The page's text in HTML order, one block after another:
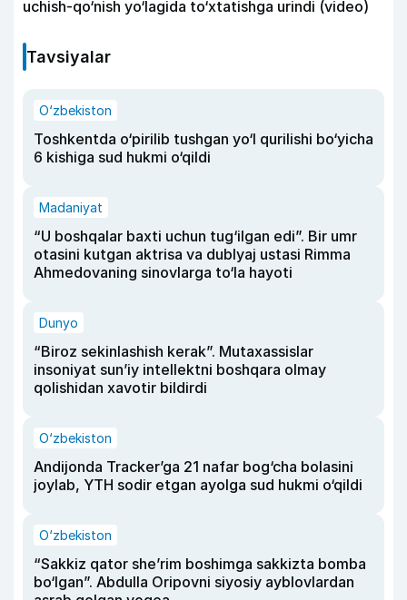
uchish-qo‘nish yo‘lagida to‘xtatishga urindi (video)
Tavsiyalar
O‘zbekiston
Toshkentda o‘pirilib tushgan yo‘l qurilishi bo‘yicha
6 kishiga sud hukmi o‘qildi
Madaniyat
“U boshqalar baxti uchun tug‘ilgan edi”. Bir umr
otasini kutgan aktrisa va dublyaj ustasi Rimma
Ahmedovaning sinovlarga to‘la hayoti
Dunyo
“Biroz sekinlashish kerak”. Mutaxassislar
insoniyat sun’iy intellektni boshqara olmay
qolishidan xavotir bildirdi
O‘zbekiston
Andijonda Tracker’ga 21 nafar bog‘cha bolasini
joylab, YTH sodir etgan ayolga sud hukmi o‘qildi
O‘zbekiston
“Sakkiz qator she’rim boshimga sakkizta bomba
bo‘lgan”. Abdulla Oripovni siyosiy ayblovlardan